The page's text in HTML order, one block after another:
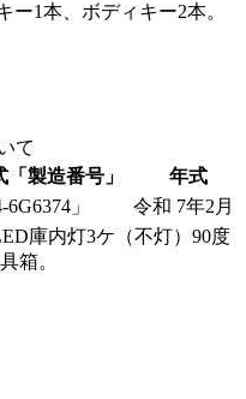
ー1本、ボディキー2本。
て
「製造番号」
年式
6G6374」
令和 7年2月
庫内灯3ケ（不灯）90度
箱。